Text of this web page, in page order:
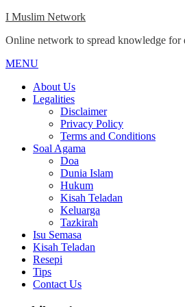
Skip
content
I Muslim Network
Online network to spread knowledge for
MENU
Menu
About Us
Legalities
Disclaimer
Privacy Policy
Terms and Conditions
Soal Agama
Doa
Dunia Islam
Hukum
Kisah Teladan
Keluarga
Tazkirah
Isu Semasa
Kisah Teladan
Resepi
Tips
Contact Us